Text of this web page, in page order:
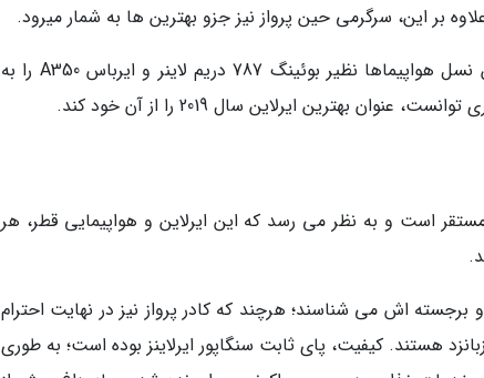
بر این، سرگرمی حین پرواز نیز جزو بهترین ها به شمار میرود.
هواپیمایی قطر، در راستای توسعه ناوگان خود، تازهترین نسل هواپیماها نظیر بوئینگ 787 دریم لاینر و ایرباس A350 را به
ایرلاین سال 2019 را از آن خود کند.
مستقر است و به نظر می رسد که این ایرلاین و هواپیمایی قطر، هر
اش می شناسند؛ هرچند که کادر پرواز نیز در نهایت احترام
هستند. کیفیت، پای ثابت سنگاپور ایرلاینز بوده است؛ به طوری